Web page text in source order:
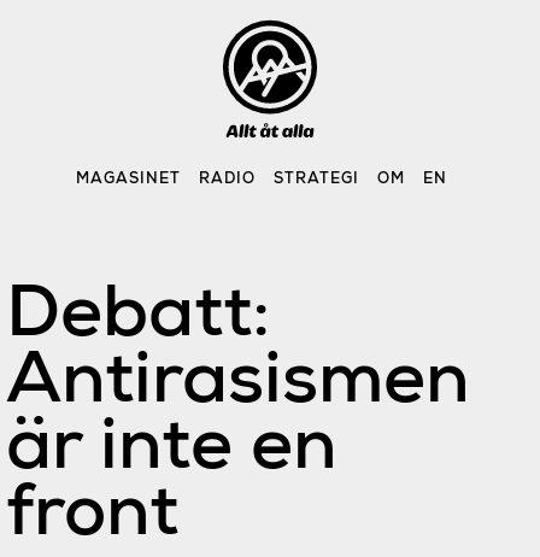
MAGASINET RADIO STRATEGI OM EN
Debatt:
Antirasismen
är inte en
front